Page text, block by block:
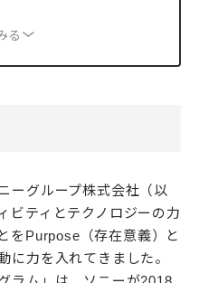
る
ーグループ株式会社（以
ビティとテクノロジーの力
をPurpose（存在意義）と
に力を入れてきました。